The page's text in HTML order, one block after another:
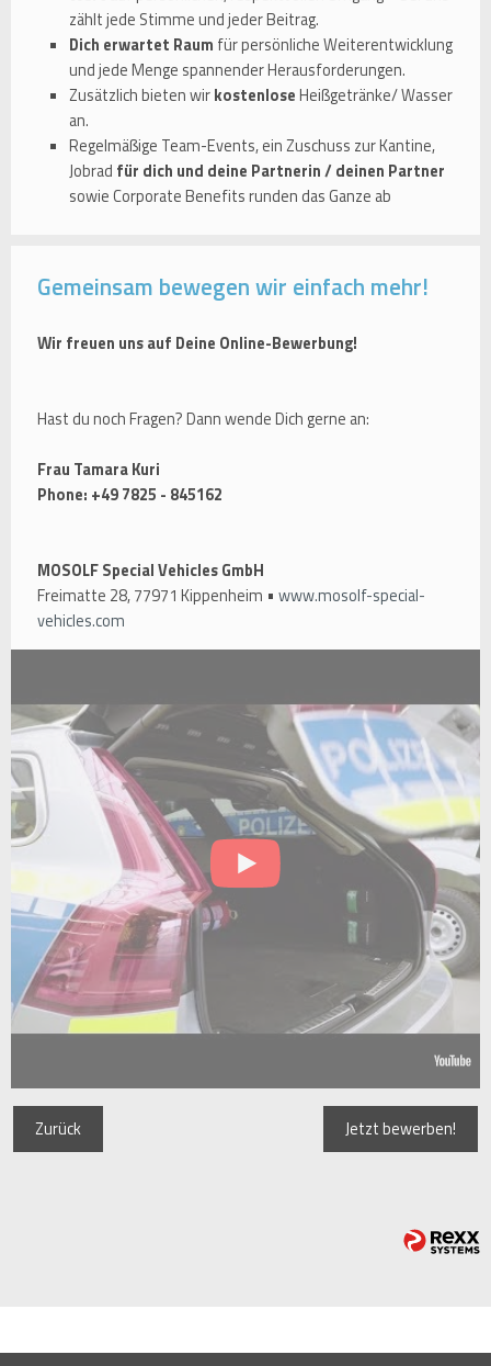
zählt jede Stimme und jeder Beitrag.
Dich erwartet Raum für persönliche Weiterentwicklung
und jede Menge spannender Herausforderungen.
Zusätzlich bieten wirkostenloseHeißgetränke/ Wasser
an.
Regelmäßige Team-Events, ein Zuschuss zur Kantine,
Jobrad für dich und deine Partnerin / deinen Partner
sowie Corporate Benefits runden das Ganze ab
Gemeinsam bewegen wir einfach mehr!
Wir freuen uns auf Deine Online-Bewerbung!
Hast du noch Fragen? Dann wende Dich gerne an:
Frau Tamara Kuri
Phone: +49 7825 - 845162
MOSOLF Special Vehicles GmbH
Freimatte 28, 77971 Kippenheim • www.mosolf-special-
vehicles.com
Zurück Jetzt bewerben!